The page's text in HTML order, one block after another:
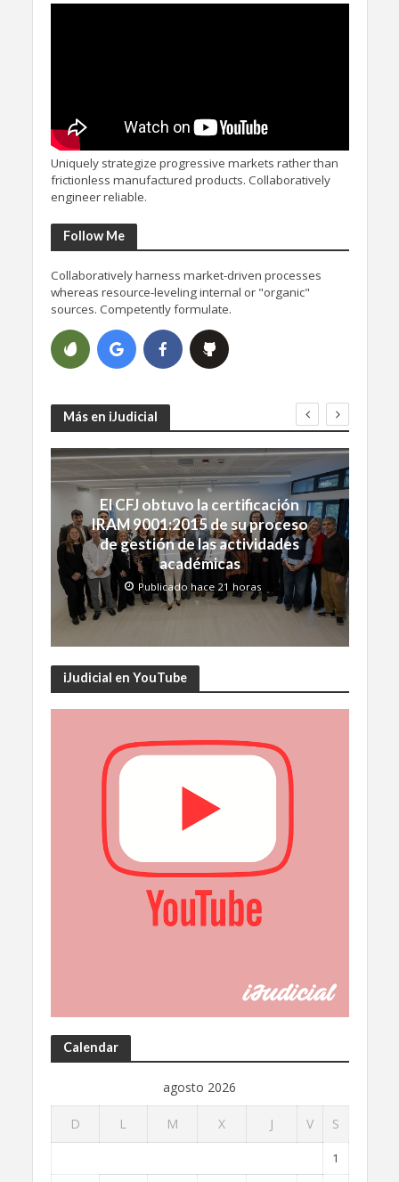
Uniquely strategize progressive markets rather than
frictionless manufactured products. Collaboratively
engineer reliable.
Follow Me
Collaboratively harness market-driven processes
whereas resource-leveling internal or "organic"
sources. Competently formulate.
Más en iJudicial
El CFJ obtuvo la certificación
IRAM 9001:2015 de su proceso
de gestión de las actividades
académicas
Publicado hace 21 horas
iJudicial en YouTube
Calendar
agosto 2026
D L M X J V S
1